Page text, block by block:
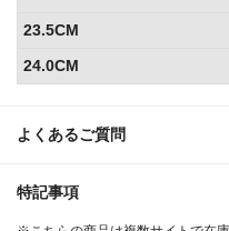
よくあるご質問
特記事項
23.5CM
24.0CM